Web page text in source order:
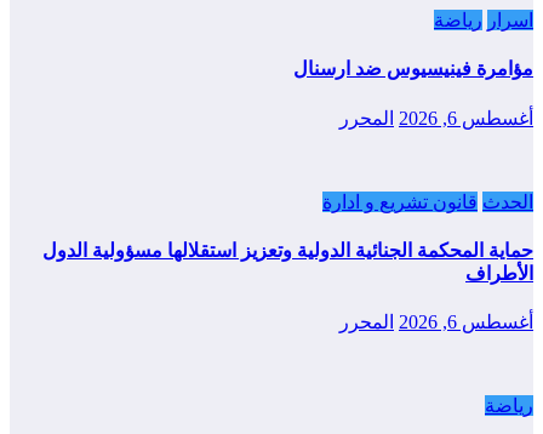
اسرار رياضة
مؤامرة فينيسيوس ضد ارسنال
أغسطس 6, 2026 المحرر
الحدث قانون تشريع و ادارة
حماية المحكمة الجنائية الدولية وتعزيز استقلالها مسؤولية الدول
الأطراف
أغسطس 6, 2026 المحرر
رياضة